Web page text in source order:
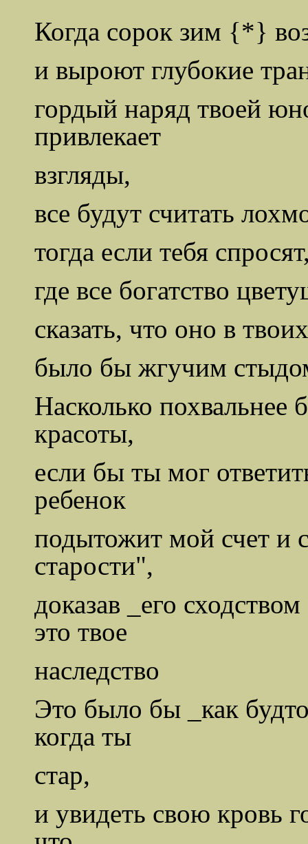
Когда сорок зим {*}
и выроют глубокие
гордый наряд твоей
привлекает
взгляды,
все будут считать
тогда если тебя
где все богатство
сказать, что оно в
было бы жгучим
Насколько похвальнее
красоты,
если бы ты мог
ребенок
подытожит мой счет и
старости",
доказав _его
это твое
наследство
Это было бы _как
когда ты
стар,
и увидеть свою кровь